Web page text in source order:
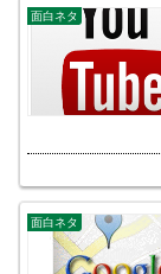
面白ネタ
面白ネタ